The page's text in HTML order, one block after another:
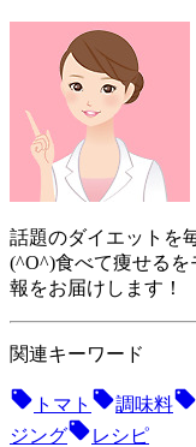
話題のダイエットを
(^O^)食べて痩せる
報をお届けします！
関連キーワード
トマト 調味料
ジング
レシピ